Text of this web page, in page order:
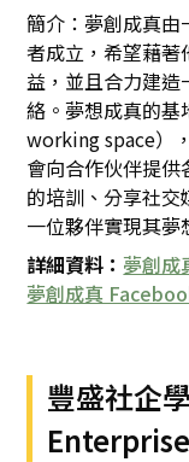
簡介：夢創成真由
者成立，希望藉
益，並且合力建
絡。夢想成真的
working space）
會向合作伙伴提
的培訓、分享社
一位夥伴實現其夢
詳細資料： 夢創成
夢創成真
豐盛社企